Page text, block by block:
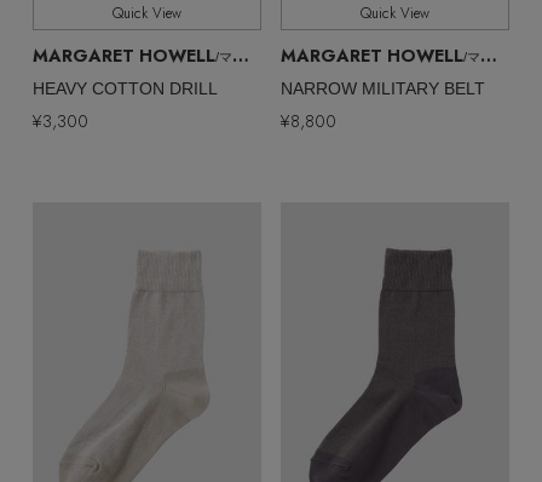
【エディターズ・エッセンシャル】
ベーシックとトレンドが交差する16の名品
the Loop
ELLE SHOP 公式アプリ
Quick View
MARGARET HOWELL/マーガレット・ハウエル
HEAVY COTTON DRILL
¥3,300
Quick View
MARGARET HOWELL/マーガレット・ハウエル
NARROW MILITARY BELT
¥8,800